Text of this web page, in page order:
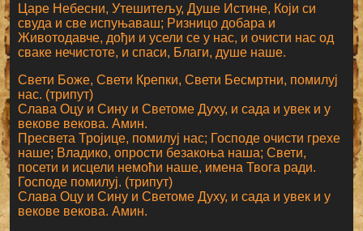
Царе Небесни, Утешитељу, Душе Истине, Који си
свуда и све испуњаваш; Ризницо добара и
Животодавче, дођи и усели се у нас, и очисти нас од
сваке нечистоте, и спаси, Благи, душе наше.
Свети Боже, Свети Крепки, Свети Бесмртни, помилуј
нас. (трипут)
Слава Оцу и Сину и Светоме Духу, и сада и увек и у
векове векова. Амин.
Пресвета Тројице, помилуј нас; Господе очисти грехе
наше; Владико, опрости безакоња наша; Свети,
посети и исцели немоћи наше, имена Твога ради.
Господе помилуј. (трипут)
Слава Оцу и Сину и Светоме Духу, и сада и увек и у
векове векова. Амин.